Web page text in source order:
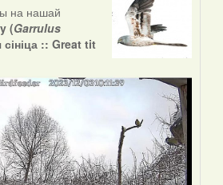
на нашай
(Garrulus
сініца :: Great tit